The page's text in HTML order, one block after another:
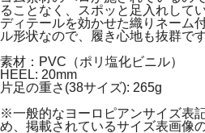
ることなく、スポッと足入れして
ディテールを効かせた織りネーム
ル形状なので、履き心地も抜群です
素材：PVC（ポリ塩化ビニル）
HEEL: 20mm
片足の重さ(38サイズ): 265g
※一般的なヨーロピアンサイズ表
め、掲載されているサイズ表画像